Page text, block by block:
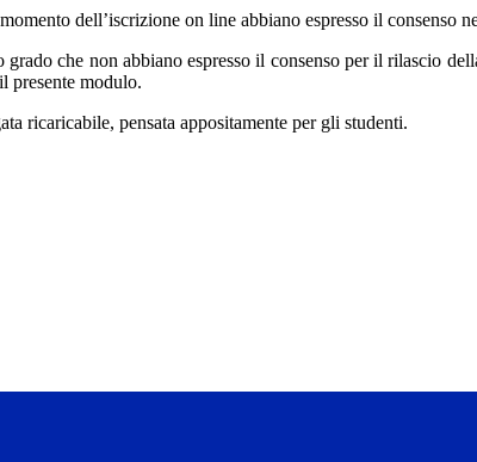
dell’iscrizione on line abbiano espresso il consenso
gradoche non abbiano espresso il consenso per il rilascio
presente modulo.
ricaricabile, pensata appositamente per gli studenti.